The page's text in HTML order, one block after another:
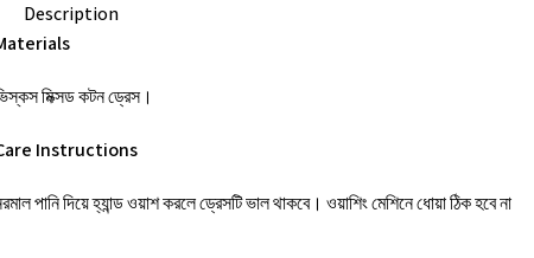
Description
মিক্সড কটন ড্রেস।
Instructions
পানি দিয়ে হ্যান্ড ওয়াশ করলে ড্রেসটি ভাল থাকবে। ওয়াশিং মেশিনে ধোয়া ঠিক হবে না